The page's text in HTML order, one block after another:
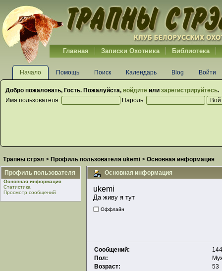
Главная Записки Охотника Библиотека
Начало Помощь Поиск Календарь Blog Войти
Добро пожаловать, Гость. Пожалуйста, войдите или зарегистрируйтесь.
Имя пользователя:
Пароль:
Трапны стрэл > Профиль пользователя ukemi > Основная информация
Профиль пользователя
Основная информация
Статистика
Просмотр сообщений
Основная информация
ukemi
Да живу я тут
Оффлайн
Сообщений:
Пол:
Возраст:
53